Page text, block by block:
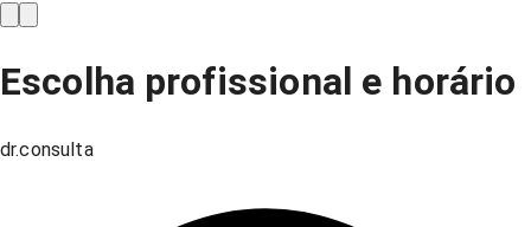
Escolha profissional e horário
dr.consulta